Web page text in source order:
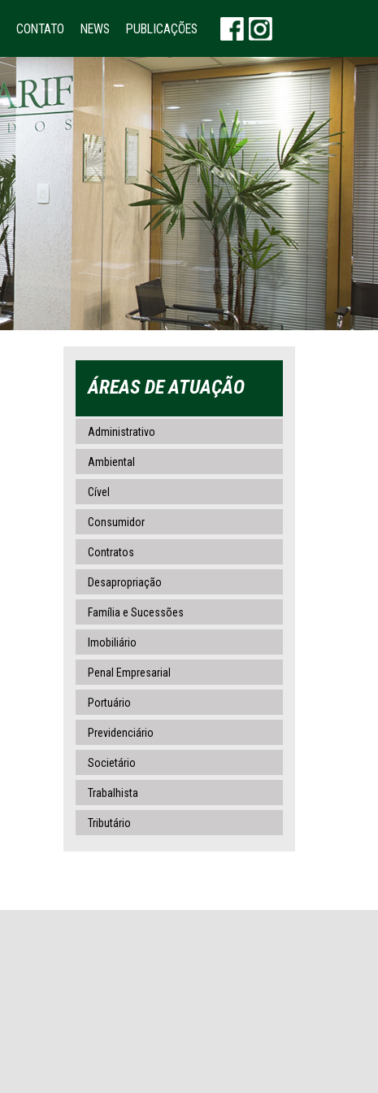
CONTATO NEWS PUBLICAÇÕES
ÁREAS DE ATUAÇÃO
Administrativo
Ambiental
Cível
Consumidor
Contratos
Desapropriação
Família e Sucessões
Imobiliário
Penal Empresarial
Portuário
Previdenciário
Societário
Trabalhista
Tributário